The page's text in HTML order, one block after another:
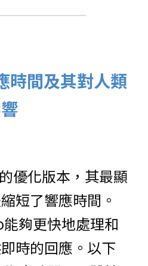
時間及其對人類
優化版本，其最顯
短了響應時間。
夠更快地處理和
時的回應。以下